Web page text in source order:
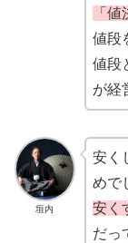
「値
値段
値段
が経
垣内
安く
めで
安く
だっ